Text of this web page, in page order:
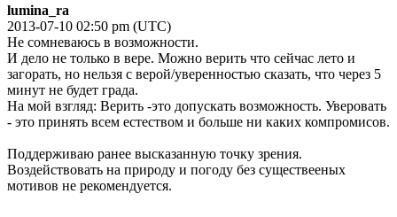
lumina_ra
2013-07-10 02:50 pm (UTC)
Не сомневаюсь в возможности.
И дело не только в вере. Можно верить что сейчас лето и
загорать, но нельзя с верой/уверенностью сказать, что через 5
минут не будет града.
На мой взгляд: Верить -это допускать возможность. Уверовать
- это принять всем естеством и больше ни каких компромисов.
Поддерживаю ранее высказанную точку зрения.
Воздействовать на природу и погоду без существееных
мотивов не рекомендуется.